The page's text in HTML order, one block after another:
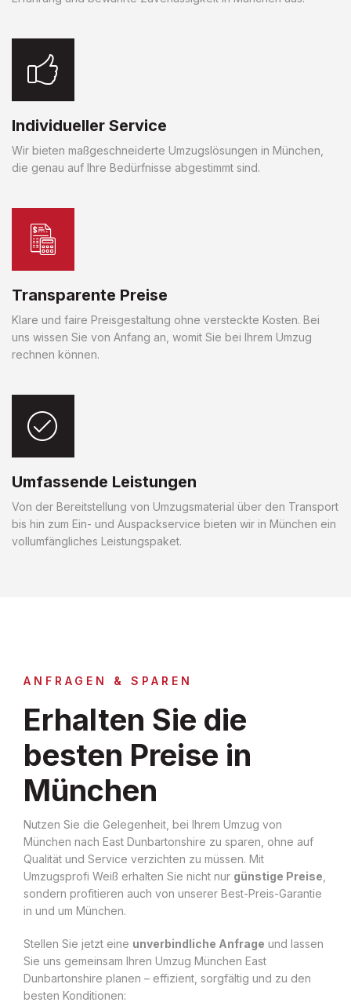
Individueller Service
Wir bieten maßgeschneiderte Umzugslösungen in München,
die genau auf Ihre Bedürfnisse abgestimmt sind.
Transparente Preise
Klare und faire Preisgestaltung ohne versteckte Kosten. Bei
uns wissen Sie von Anfang an, womit Sie bei Ihrem Umzug
rechnen können.
Umfassende Leistungen
Von der Bereitstellung von Umzugsmaterial über den Transport
bis hin zum Ein- und Auspackservice bieten wir in München ein
vollumfängliches Leistungspaket.
ANFRAGEN & SPAREN
Erhalten Sie die
besten Preise in
München
Nutzen Sie die Gelegenheit, bei Ihrem Umzug von
München nach East Dunbartonshire zu sparen, ohne auf
Qualität und Service verzichten zu müssen. Mit
Umzugsprofi Weiß erhalten Sie nicht nur günstige Preise
sondern profitieren auch von unserer Best-Preis-Garantie
in und um München.
Stellen Sie jetzt eine unverbindliche Anfrage und lassen
Sie uns gemeinsam Ihren Umzug München East
Dunbartonshire planen – effizient, sorgfältig und zu den
besten Konditionen: